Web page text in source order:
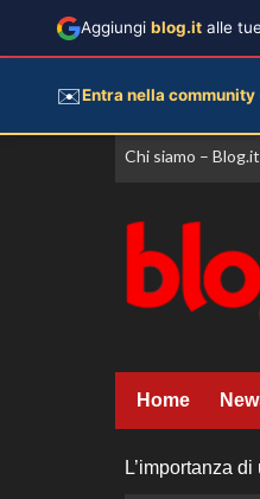
Vai
Chi siamo – Blog.it
Home
L’importanza
Aggiungi blog.it alle
✉️Entra nella